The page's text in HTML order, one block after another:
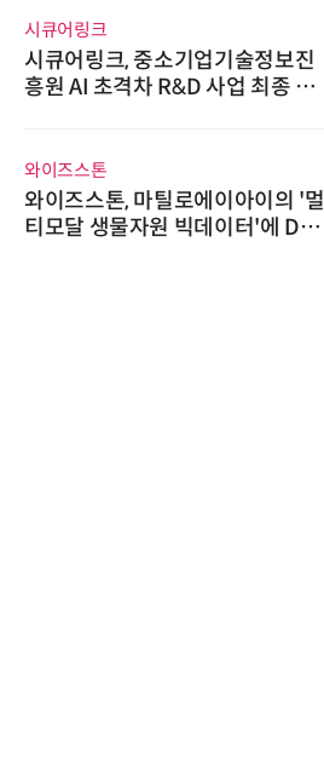
시큐어링크
시큐어링크, 중소기업기술정보진
흥원 AI 초격차 R&D 사업 최종 선
와이즈스톤
와이즈스톤, 마틸로에이아이의 '멀
티모달 생물자원 빅데이터'에 DQ